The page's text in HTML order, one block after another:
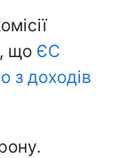
що ЄС
з доходів